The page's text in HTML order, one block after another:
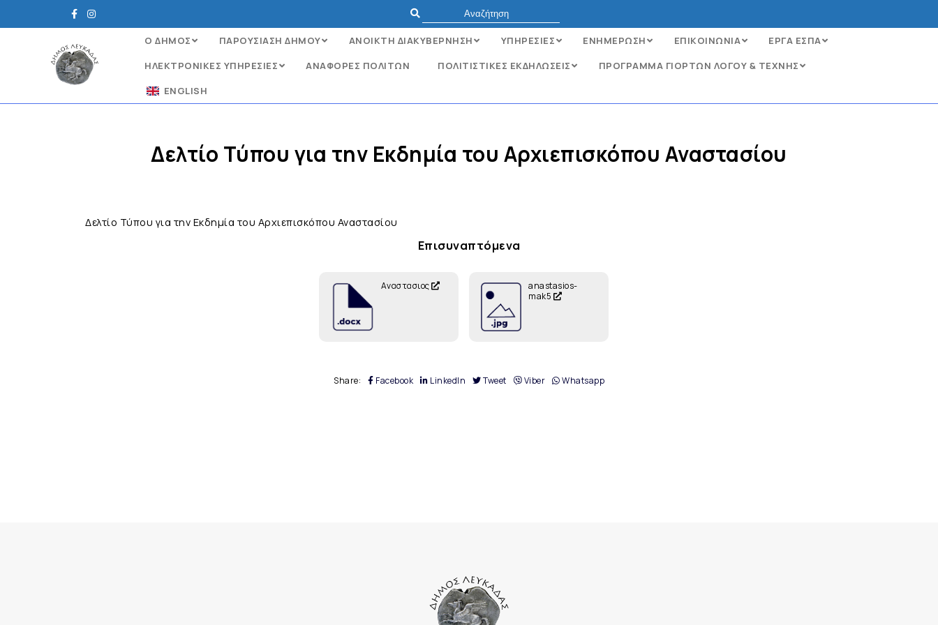
Ο ΔΗΜΟΣ ΠΑΡΟΥΣΙΑΣΗ ΔΗΜΟΥ ΑΝΟΙΚΤΗ ΔΙΑΚΥΒΕΡΝΗΣΗ ΥΠΗΡΕΣΙΕΣ ΕΝΗΜΕΡΩΣΗ ΕΠΙΚΟΙΝΩΝΙΑ
ΕΡΓΑ ΕΣΠΑ
ΗΛΕΚΤΡΟΝΙΚΈΣ ΥΠΗΡΕΣΊΕΣ
ΑΝΑΦΟΡΈΣ ΠΟΛΙΤΏΝ ΠΟΛΙΤΙΣΤΙΚΕΣ ΕΚΔΗΛΩΣΕΙΣ
ΠΡΟΓΡΑΜΜΑ ΓΙΟΡΤΩΝ ΛΟΓΟΥ & ΤΕΧΝΗΣ
ENGLISH
Δελτίο Τύπου για την Εκδημία του Αρχιεπισκόπου Αναστασίου
Δελτίο Τύπου για την Εκδημία του Αρχιεπισκόπου Αναστασίου
Επισυναπτόμενα
Αναστασιος
anastasios-
mak5
Share: Facebook LinkedIn Tweet Viber Whatsapp